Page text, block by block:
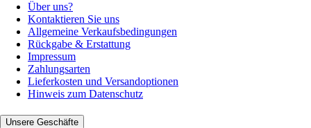
Über uns?
Kontaktieren Sie uns
Allgemeine Verkaufsbedingungen
Rückgabe & Erstattung
Impressum
Zahlungsarten
Lieferkosten und Versandoptionen
Hinweis zum Datenschutz
Unsere Geschäfte